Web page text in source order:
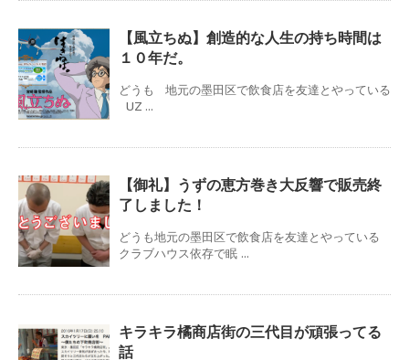
【風立ちぬ】創造的な人生の持ち時間は
１０年だ。
どうも 地元の墨田区で飲食店を友達とやっている
UZ ...
【御礼】うずの恵方巻き大反響で販売終
了しました！
どうも地元の墨田区で飲食店を友達とやっている
クラブハウス依存で眠 ...
キラキラ橘商店街の三代目が頑張ってる
話